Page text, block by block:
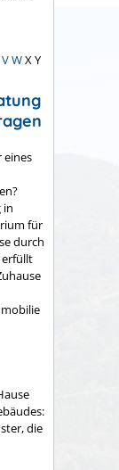
VWX Y
eines
in
für
durch
erfüllt
die